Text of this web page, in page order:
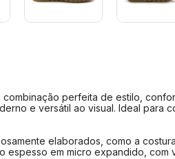
perfeita de estilo,
e versátil ao visual. Ideal
elaborados, como a
em micro expandido,